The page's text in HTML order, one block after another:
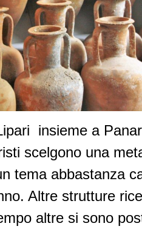
insieme a
scelgono una
tema abbastanza
Altre strutture
altre si sono